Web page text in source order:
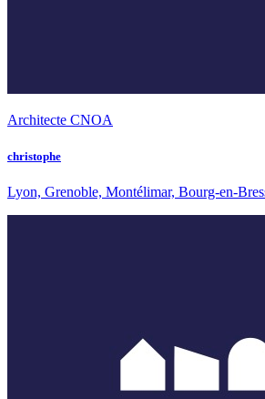
Architecte CNOA
christophe
Lyon, Grenoble, Montélimar, Bourg-en-